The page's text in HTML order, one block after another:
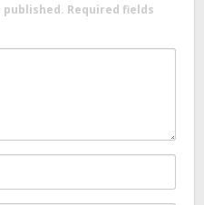
published. Required fields